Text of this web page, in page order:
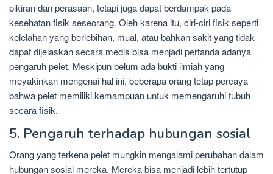
pikiran dan perasaan, tetapi juga dapat berdampak pada
kesehatan fisik seseorang. Oleh karena itu, ciri-ciri fisik seperti
kelelahan yang berlebihan, mual, atau bahkan sakit yang tidak
dapat dijelaskan secara medis bisa menjadi pertanda adanya
pengaruh pelet. Meskipun belum ada bukti ilmiah yang
meyakinkan mengenai hal ini, beberapa orang tetap percaya
bahwa pelet memiliki kemampuan untuk memengaruhi tubuh
secara fisik.
5. Pengaruh terhadap hubungan sosial
Orang yang terkena pelet mungkin mengalami perubahan dalam
hubungan sosial mereka. Mereka bisa menjadi lebih tertutup